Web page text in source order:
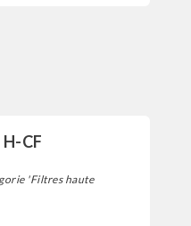
CF
'Filtres haute